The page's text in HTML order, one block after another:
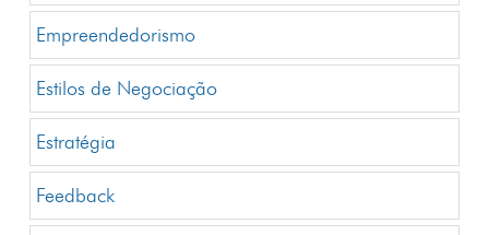
Empreendedorismo
Estilos de Negociação
Estratégia
Feedback